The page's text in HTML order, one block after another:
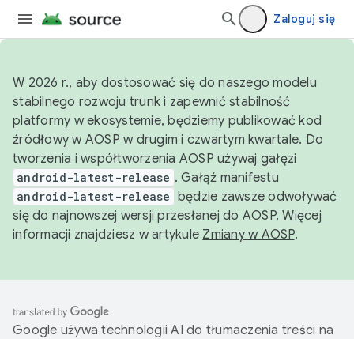
Zaloguj się
W 2026 r., aby dostosować się do naszego modelu
stabilnego rozwoju trunk i zapewnić stabilność
platformy w ekosystemie, będziemy publikować kod
źródłowy w AOSP w drugim i czwartym kwartale. Do
tworzenia i współtworzenia AOSP używaj gałęzi
android-latest-release . Gałąź manifestu
android-latest-release będzie zawsze odwoływać
się do najnowszej wersji przesłanej do AOSP. Więcej
informacji znajdziesz w artykule Zmiany w AOSP.
Google używa technologii AI do tłumaczenia treści na